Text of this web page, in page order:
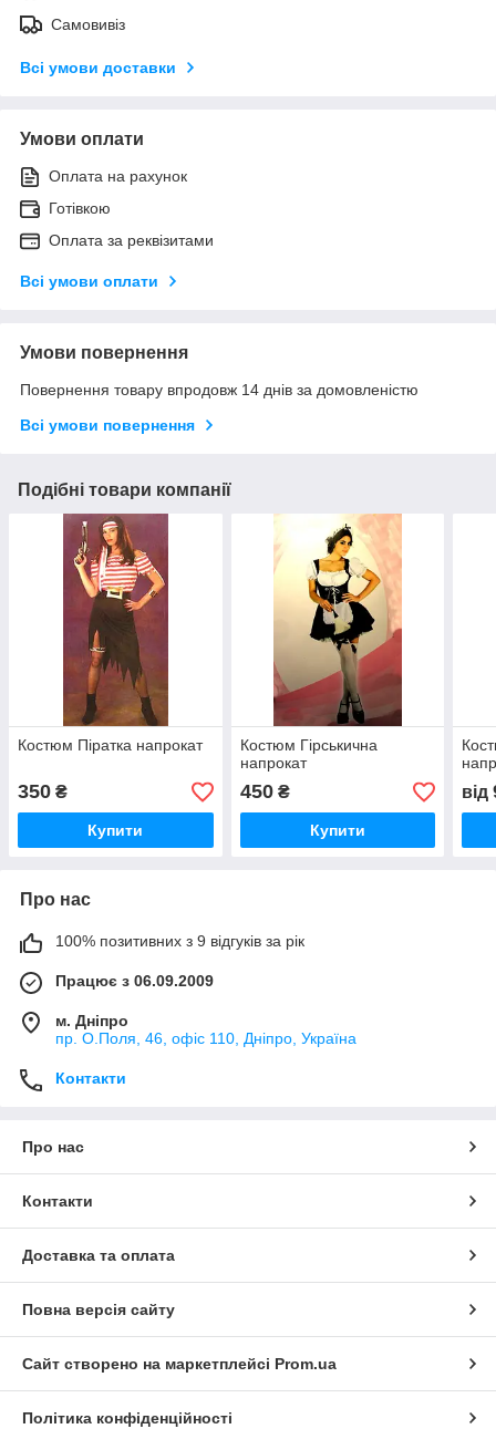
Самовивіз
Всі умови доставки
Умови оплати
Оплата на рахунок
Готівкою
Оплата за реквізитами
Всі умови оплати
Умови повернення
Повернення товару впродовж 14 днів за домовленістю
Всі умови повернення
Подібні товари компанії
Костюм Піратка напрокат
350 ₴
Купити
Костюм Гірськична
напрокат
450₴
Купити
від
Про нас
100% позитивних з 9 відгуків за рік
Працює з 06.09.2009
м. Дніпро
пр. О.Поля, 46, офіс 110, Дніпро, Україна
Контакти
Про нас
Контакти
Доставка та оплата
Повна версія сайту
Сайт створено на маркетплейсі Prom.ua
Політика конфіденційності